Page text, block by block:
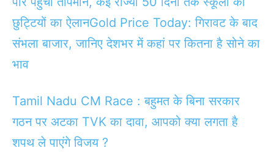
छुट्टियों का ऐलानGold Price Today: गिरावट के बाद
संभला बाजार, जानिए देशभर में कहां पर कितना है सोने का
भाव
Tamil Nadu CM Race : बहुमत के बिना सरकार
गठन पर अटका TVK का दावा, आपको क्या लगता है
शपथ ले पाएंगे विजय ?